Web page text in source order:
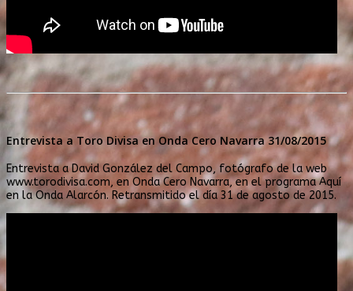
Entrevista a Toro Divisa en Onda Cero Navarra 31/08/2015
Entrevista a David González del Campo, fotógrafo de la web
www.torodivisa.com, en Onda Cero Navarra, en el programa Aquí
en la Onda Alarcón. Retransmitido el día 31 de agosto de 2015.